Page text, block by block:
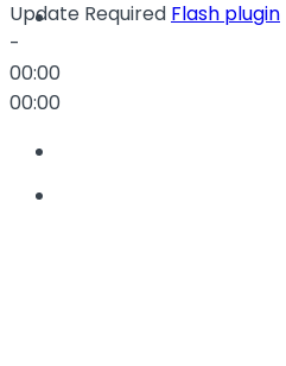
Sinema
Update Required Flash plugin
-
00:00
00:00